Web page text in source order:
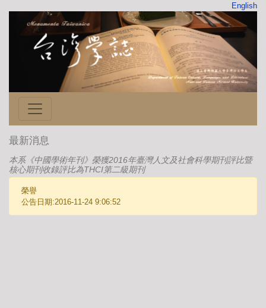
English
最新消息
本系《中國學術年刊》榮獲2016年臺灣人文及社會科學期刊評比暨
核心期刊收錄評比為THCI第二級期刊
榮譽
公告日期:2016-11-24 9:06:52